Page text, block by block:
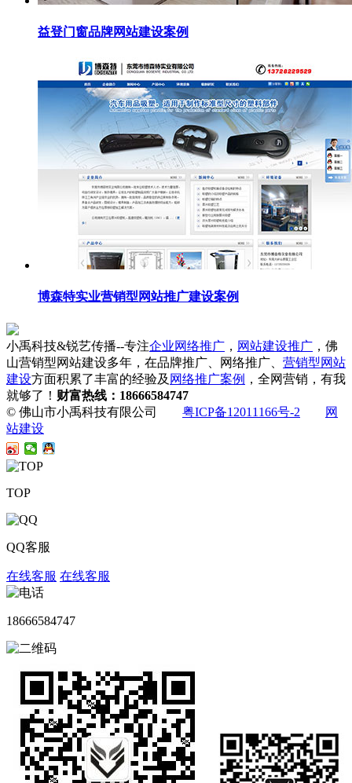
益登门窗品牌网站建设案例
博森特实业营销型网站推广建设案例
小禹科技&锐艺传播--专注企业网络推广 ， 网站建设推广 ，佛
山营销型网站建设多年，在品牌推广、网络推广、 营销型网站
建设方面积累了丰富的经验及 网络推广案例 ，全网营销，有我
就够了！ 财富热线：18666584747
© 佛山市小禹科技有限公司 粤ICP备12011166号-2
网
站建设
TOP
QQ客服
在线客服 在线客服
18666584747